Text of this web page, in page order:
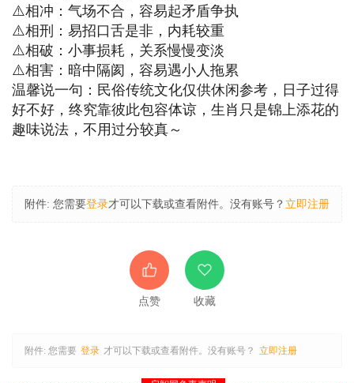
⚠️相冲：气场不合，容易起矛盾争执
⚠️相刑：易招口舌是非，内耗较重
⚠️相破：小事损耗，关系慢慢变淡
⚠️相害：暗中隔阂，容易遇小人拖累
温馨说一句：民俗传统文化仅供休闲参考，日子过得
好不好，终究靠彼此包容体谅，生肖只是锦上添花的
趣味说法，不用过分较真～
附件: 您需要登录才可以下载或查看附件。没有账号？ 立即注册
点赞 收藏
附件: 您需要 登录 才可以下载或查看附件。没有账号？ 立即注册